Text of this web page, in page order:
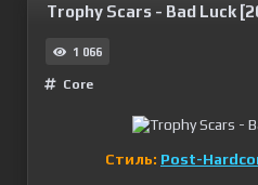
Trophy Scars - Bad Luck
1 066
Сore
Стиль: Post-